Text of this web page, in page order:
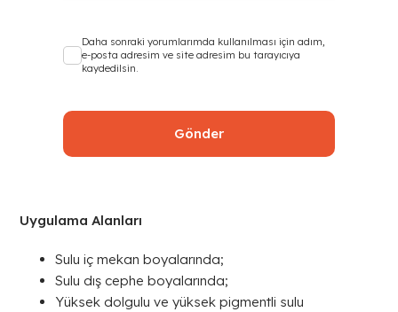
Daha sonraki yorumlarımda kullanılması için adım,
e-posta adresim ve site adresim bu tarayıcıya
kaydedilsin.
Uygulama Alanları
Sulu iç mekan boyalarında;
Sulu dış cephe boyalarında;
Yüksek dolgulu ve yüksek pigmentli sulu